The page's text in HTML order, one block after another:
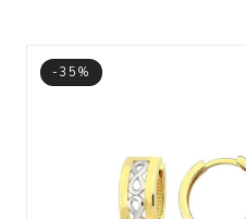
-35%